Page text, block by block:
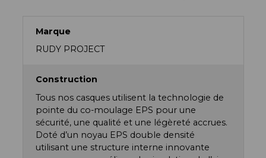
Marque
RUDY PROJECT
Construction
Tous nos casques utilisent la technologie de
pointe du co-moulage EPS pour une
sécurité, une qualité et une légèreté accrues.
Doté d’un noyau EPS double densité
utilisant une structure interne innovante